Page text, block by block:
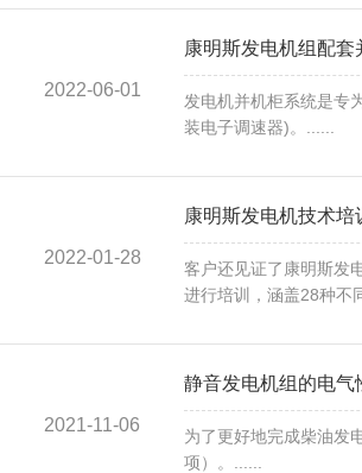
2022-06-01
康明斯发电机组配
发电机并机柜系统是专
装电子调速器)。......
2022-01-28
康明斯发电机技术培
客户还见证了康明斯发
进行培训，涵盖28种不
2021-11-06
静音发电机组的电气
为了更好地完成柴油发
项）。......